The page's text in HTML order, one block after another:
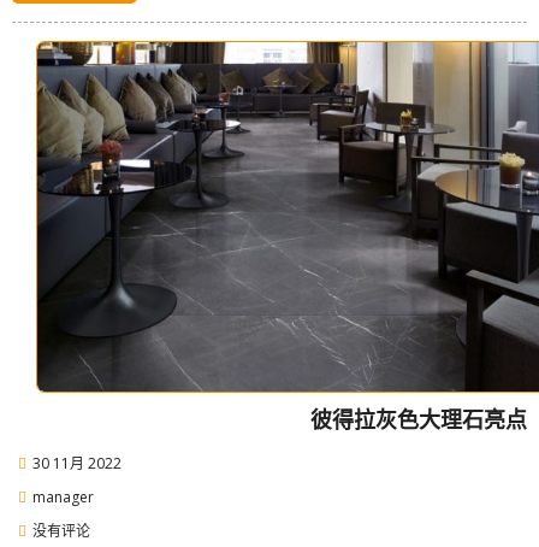
彼得拉灰色大理石亮点
30 11月 2022
manager
没有评论